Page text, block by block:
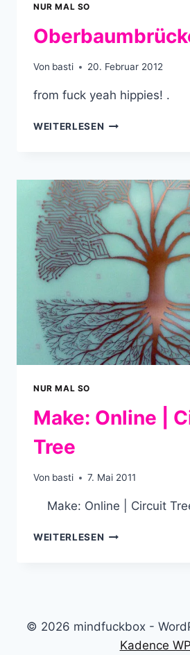
NUR MAL SO
Von basti 20. Februar 2012
from fuck yeah hippies! .
WEITERLESEN
NUR MAL SO
Make: Online |
Tree
Von basti 7. Mai 2011
Make: Online | Circuit
WEITERLESEN MAKE:
© 2026 mindfuckbox -
Kadence WP